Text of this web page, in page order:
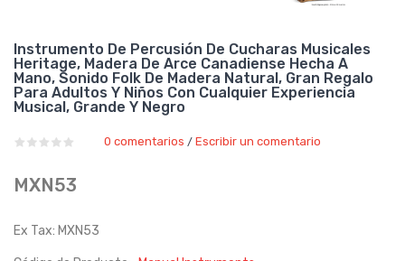
Instrumento De Percusión De Cucharas Musicales
Heritage, Madera De Arce Canadiense Hecha A
Mano, Sonido Folk De Madera Natural, Gran Regalo
Para Adultos Y Niños Con Cualquier Experiencia
Musical, Grande Y Negro
0 comentarios / Escribir un comentario
MXN53
Ex Tax: MXN53